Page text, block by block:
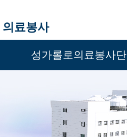
의료봉사
성가롤로의료봉사단